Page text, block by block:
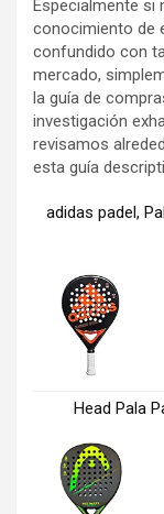
Especialmente si
conocimiento de
confundido con
mercado,
la guía de
investigación
revisamos
esta guía
adidas padel,
Head Pala